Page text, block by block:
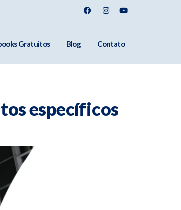
Gratuitos Blog Contato
específicos